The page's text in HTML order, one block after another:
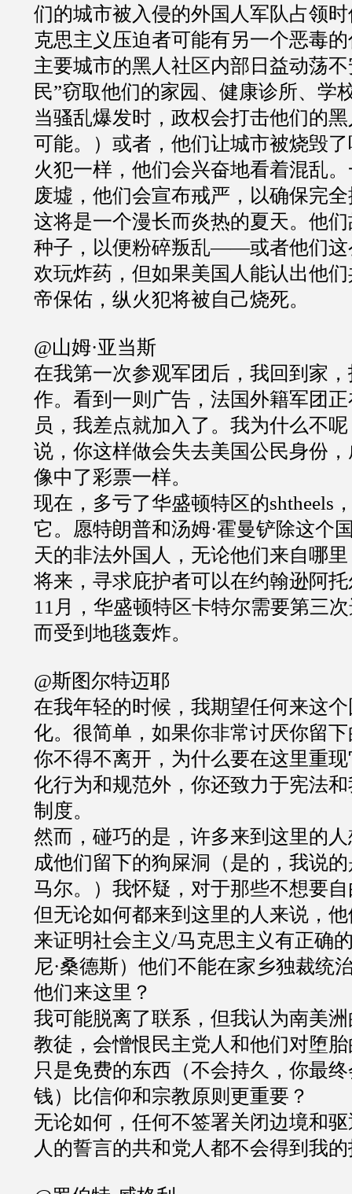
们的城市被入侵的外国人军队占领
克思主义压迫者可能有另一个恶毒
主要城市的黑人社区内部日益动荡
民”窃取他们的家园、健康诊所、学
当骚乱爆发时，政权会打击他们的
可能。）或者，他们让城市被烧毁
火犯一样，他们会兴奋地看着混乱
废墟，他们会宣布戒严，以确保完
这将是一个漫长而炎热的夏天。他
种子，以便粉碎叛乱——或者他们这
欢玩炸药，但如果美国人能认出他
帝保佑，纵火犯将被自己烧死。
@山姆·亚当斯
在我第一次参观军团后，我回到家
作。看到一则广告，法国外籍军团
员，我差点就加入了。我为什么不
说，你这样做会失去美国公民身份
像中了彩票一样。
现在，多亏了华盛顿特区的shtheels
它。愿特朗普和汤姆·霍曼铲除这个
天的非法外国人，无论他们来自哪
将来，寻求庇护者可以在约翰逊阿
11月，华盛顿特区卡特尔需要第三
而受到地毯轰炸。
@斯图尔特迈耶
在我年轻的时候，我期望任何来这
化。很简单，如果你非常讨厌你留
你不得不离开，为什么要在这里重
化行为和规范外，你还致力于宪法
制度。
然而，碰巧的是，许多来到这里的
成他们留下的狗屎洞（是的，我说
马尔。）我怀疑，对于那些不想要
但无论如何都来到这里的人来说，
来证明社会主义/马克思主义有正确
尼·桑德斯）他们不能在家乡独裁统
他们来这里？
我可能脱离了联系，但我认为南美
教徒，会憎恨民主党人和他们对堕
只是免费的东西（不会持久，你最
钱）比信仰和宗教原则更重要？
无论如何，任何不签署关闭边境和
人的誓言的共和党人都不会得到我